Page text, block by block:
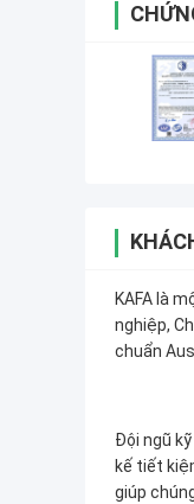
KAFA là
nghiệp,
chuẩn
Đội ngũ
kế tiết
giúp